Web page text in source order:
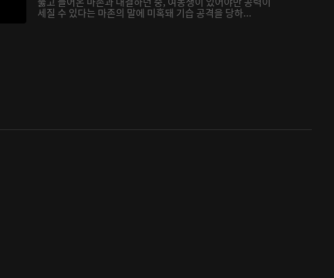
세질 수 있다는 마존의 말에 미혹돼 기습 공격을 당하...